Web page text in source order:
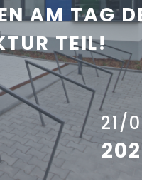
AM TAG
TEIL!
21/